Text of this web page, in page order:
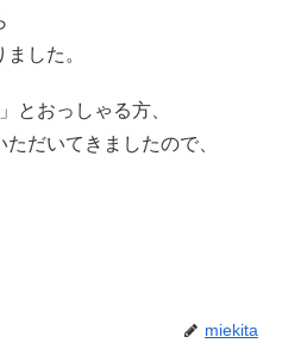
した。
とおっしゃる方、
だいてきましたので、
miekita